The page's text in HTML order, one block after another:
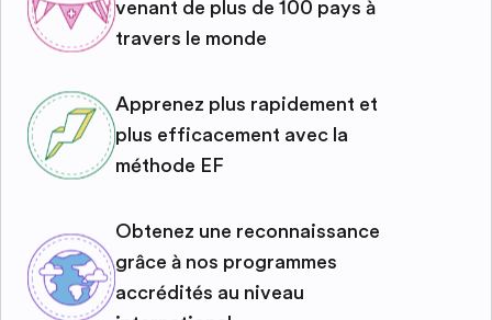
venant de plus de 100 pays à
travers le monde
Apprenez plus rapidement et
plus efficacement avec la
méthode EF
Obtenez une reconnaissance
grâce à nos programmes
accrédités au niveau